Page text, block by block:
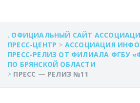
. ОФИЦИАЛЬНЫЙ САЙТ
ПРЕСС-ЦЕНТР > АССОЦИАЦИЯ
ПРЕСС-РЕЛИЗ ОТ ФИЛИАЛА ФГБУ
ПО БРЯНСКОЙ ОБЛАСТИ
> ПРЕСС — РЕЛИЗ №11